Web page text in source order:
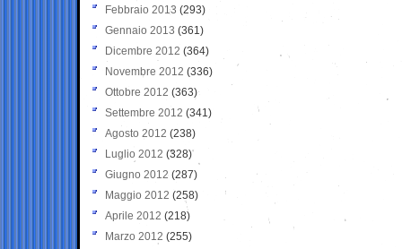
Febbraio 2013 (293)
Gennaio 2013 (361)
Dicembre 2012 (364)
Novembre 2012 (336)
Ottobre 2012 (363)
Settembre 2012 (341)
Agosto 2012 (238)
Luglio 2012 (328)
Giugno 2012 (287)
Maggio 2012 (258)
Aprile 2012 (218)
Marzo 2012 (255)